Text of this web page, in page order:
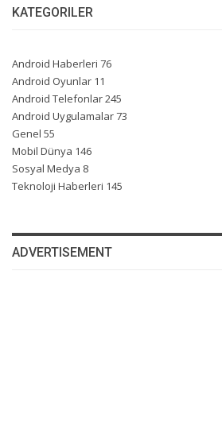
KATEGORILER
Android Haberleri 76
Android Oyunlar 11
Android Telefonlar245
Android Uygulamalar73
Genel 55
Mobil Dünya 146
Sosyal Medya 8
Teknoloji Haberleri 145
ADVERTISEMENT